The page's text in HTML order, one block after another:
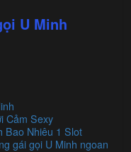
U Minh
Cảm Sexy
Bao Nhiêu 1 Slot
gái gọi U Minh ngoan